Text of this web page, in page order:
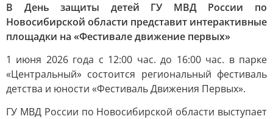
В День защиты детей ГУ МВД России по
Новосибирской области представит интерактивные
площадки на «Фестивале движение первых»
1 июня 2026 года с 12:00 час. до 16:00 час. в парке
«Центральный» состоится региональный фестиваль
детства и юности «Фестиваль Движения Первых».
ГУ МВД России по Новосибирской области выступает